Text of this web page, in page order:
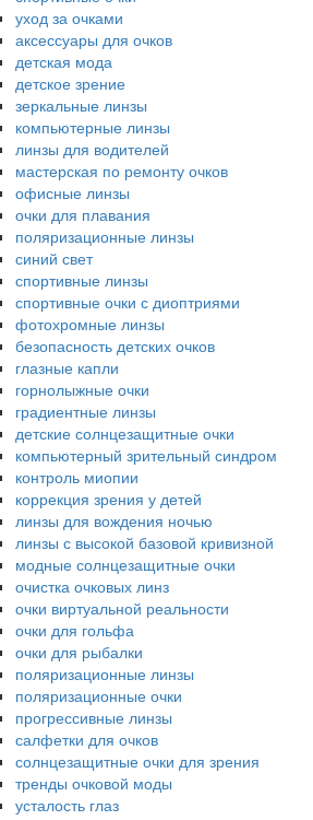
уход за очками
аксессуары для очков
детская мода
детское зрение
зеркальные линзы
компьютерные линзы
линзы для водителей
мастерская по ремонту очков
офисные линзы
очки для плавания
поляризационные линзы
синий свет
спортивные линзы
спортивные очки с диоптриями
фотохромные линзы
безопасность детских очков
глазные капли
горнолыжные очки
градиентные линзы
детские солнцезащитные очки
компьютерный зрительный синдром
контроль миопии
коррекция зрения у детей
линзы для вождения ночью
линзы с высокой базовой кривизной
модные солнцезащитные очки
очистка очковых линз
очки виртуальной реальности
очки для гольфа
очки для рыбалки
поляризационные линзы
поляризационные очки
прогрессивные линзы
салфетки для очков
солнцезащитные очки для зрения
тренды очковой моды
усталость глаз